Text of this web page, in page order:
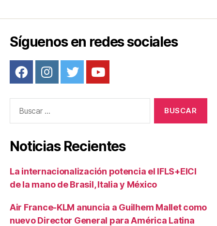
Síguenos en redes sociales
Noticias Recientes
La internacionalización potencia el IFLS+EICI
de la mano de Brasil, Italia y México
Air France-KLM anuncia a Guilhem Mallet como
nuevo Director General para América Latina